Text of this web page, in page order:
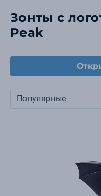
Зонты с
Peak
Популярные